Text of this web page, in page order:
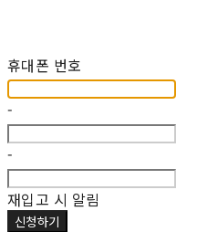
휴대폰 번호
-
-
재입고 시 알림
신청하기